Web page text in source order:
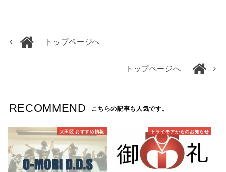
トップページへ
トップページへ
RECOMMEND こちらの記事も人気です。
大田区 おすすめ情報 トライモアからのお知らせ